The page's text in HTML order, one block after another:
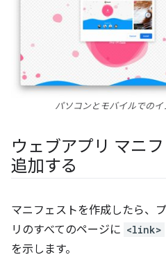
パソコンとモバイルでのイ
ウェブアプリ マニ
追加する
マニフェストを作成したら、
リのすべてのページに <link>
を示します。